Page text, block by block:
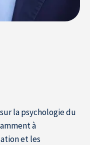
la psychologie du
à
et les